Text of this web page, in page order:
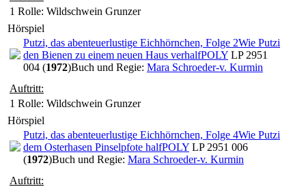
1 Rolle: Wildschwein Grunzer
Hörspiel
Putzi, das abenteuerlustige Eichhörnchen, Folge 2Wie Putzi
den Bienen zu einem neuen Haus verhalfPOLY LP 2951
004 (1972)Buch und Regie: Mara Schroeder-v. Kurmin
Auftritt:
1 Rolle: Wildschwein Grunzer
Hörspiel
Putzi, das abenteuerlustige Eichhörnchen, Folge 4Wie Putzi
dem Osterhasen Pinselpfote halfPOLY LP 2951 006
(1972)Buch und Regie: Mara Schroeder-v. Kurmin
Auftritt: